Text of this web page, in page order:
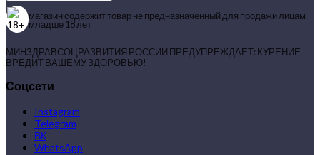
магазин содержит товар не предназначенный для продажи лицам
младше 18 лет
МИНЗДРАВСОЦРАЗВИТИЯ РОССИИ ПРЕДУПРЕЖДАЕТ: КУРЕНИЕ
ВРЕДИТ ВАШЕМУ ЗДОРОВЬЮ!
Соцсети
Instagram
Telegram
ВК
WhatsApp